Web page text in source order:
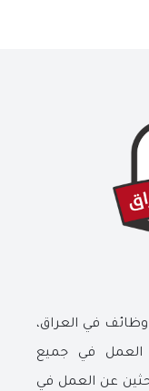
في العراق،
العمل في جميع
عن العمل في